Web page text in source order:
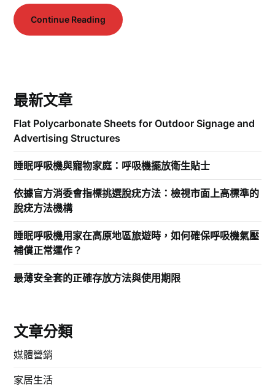
Continue Reading
最新文章
Flat Polycarbonate Sheets for Outdoor Signage and
Advertising Structures
睡眠呼吸機與寵物家庭：呼吸機擺放衛生貼士
依據官方消委會指標挑選脫疣方法：檢視市面上高標準的
脫疣方法機構
睡眠呼吸機用家在高原地區旅遊時，如何確保呼吸機氣壓
補償正常運作？
最薄安全套的正確存放方法與使用期限
文章分類
媒體營銷
家居生活